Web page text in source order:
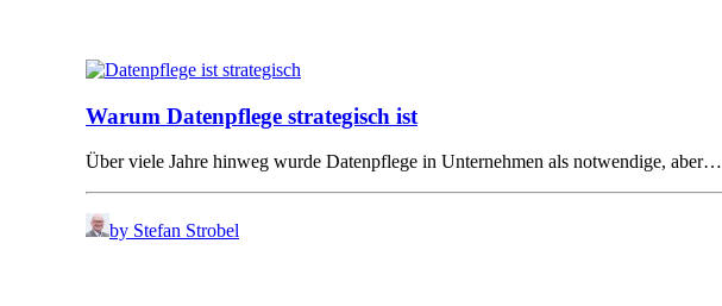
Warum Datenpflege strategisch ist
Über viele Jahre hinweg wurde Datenpflege in Unternehmen als notwendige, aber…
by Stefan Strobel